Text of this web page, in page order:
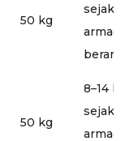
50 kg
sejak
armada
50 kg
8–14 hari
sejak
armada